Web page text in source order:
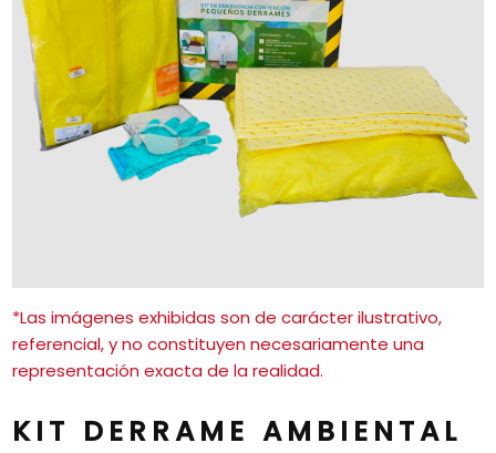
*Las imágenes exhibidas son de carácter ilustrativo,
referencial, y no constituyen necesariamente una
representación exacta de la realidad.
KIT DERRAME AMBIENTAL